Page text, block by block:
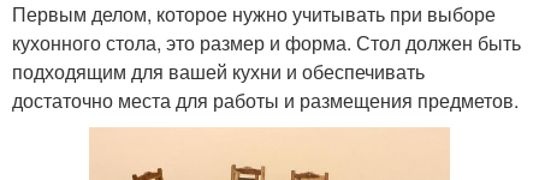
Первым делом, которое нужно учитывать при выборе
кухонного стола, это размер и форма. Стол должен быть
подходящим для вашей кухни и обеспечивать
достаточно места для работы и размещения предметов.